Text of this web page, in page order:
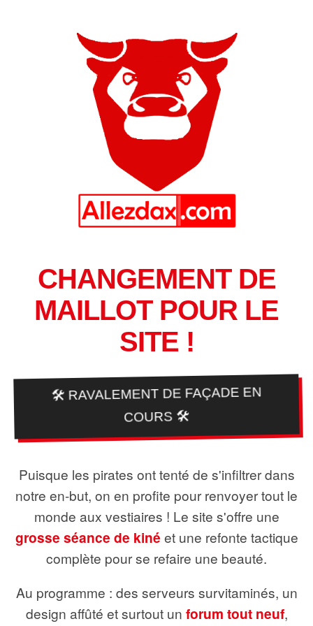
CHANGEMENT DE
MAILLOT POUR LE
SITE !
🛠️ RAVALEMENT DE FAÇADE EN
COURS 🛠️
Puisque les pirates ont tenté de s'infiltrer dans
notre en-but, on en profite pour renvoyer tout le
monde aux vestiaires ! Le site s'offre une
grosse séance de kiné et une refonte tactique
complète pour se refaire une beauté.
Au programme : des serveurs survitaminés, un
design affûté et surtout un forum tout neuf,